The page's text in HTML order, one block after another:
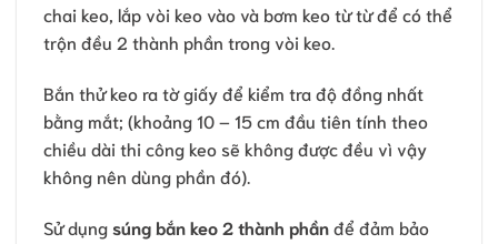
chai keo, lắp vòi keo vào và bơm keo từ từ để có thể
trộn đều 2 thành phần trong vòi keo.
Bắn thử keo ra tờ giấy để kiểm tra độ đồng nhất
bằng mắt; (khoảng 10 – 15 cm đầu tiên tính theo
chiều dài thi công keo sẽ không được đều vì vậy
không nên dùng phần đó).
Sử dụng súng bắn keo 2 thành phầnđể đảm bảo